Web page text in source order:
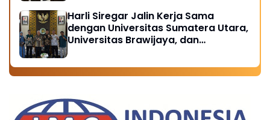
Harli Siregar Jalin Kerja Sama
dengan Universitas Sumatera Utara,
Universitas Brawijaya, dan
Peluang Pegawai Kejaksaan RI
Tempuh Pendidikan Doktor (S3)